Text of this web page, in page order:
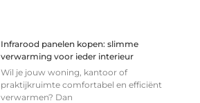
Infrarood panelen kopen: slimme
verwarming voor ieder interieur
Wil je jouw woning, kantoor of
praktijkruimte comfortabel en efficiënt
verwarmen? Dan